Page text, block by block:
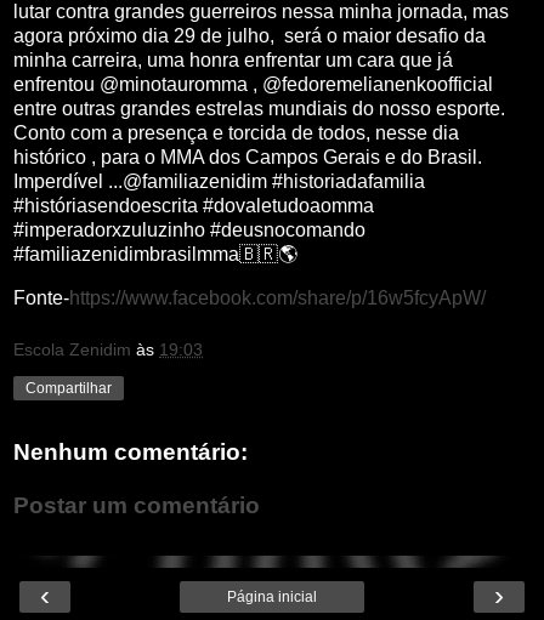
lutar contra grandes guerreiros nessa minha jornada, mas
agora próximo dia 29 de julho, será o maior desafio da
minha carreira, uma honra enfrentar um cara que já
enfrentou @minotauromma , @fedoremelianenkoofficial
entre outras grandes estrelas mundiais do nosso esporte.
Conto com a presença e torcida de todos, nesse dia
histórico , para o MMA dos Campos Gerais e do Brasil.
Imperdível ...@familiazenidim #historiadafamilia
#históriasendoescrita #dovaletudoaomma
#imperadorxzuluzinho #deusnocomando
#familiazenidimbrasilmma🇧🇷🌎
Fonte-https://www.facebook.com/share/p/16w5fcyApW/
Escola Zenidim às 19:03
Compartilhar
Nenhum comentário:
Postar um comentário
‹ ›
Página inicial